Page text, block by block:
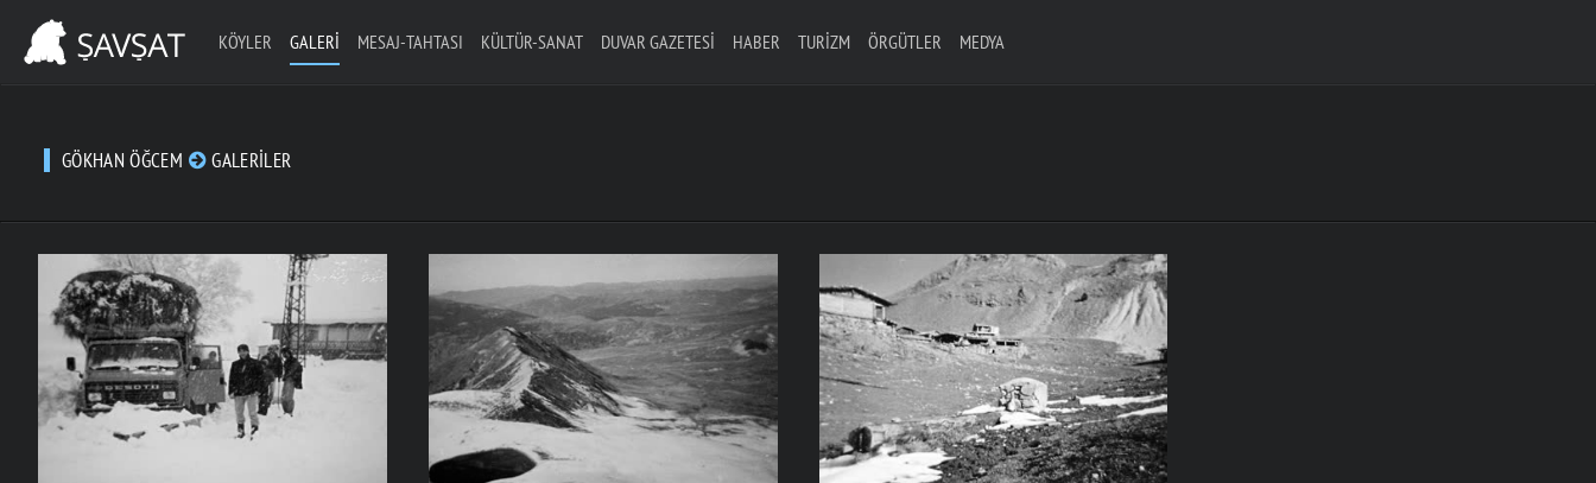
KÖYLER GALERI MESAJ-TAHTASI KÜLTÜR-SANAT DUVAR GAZETESI HABER TURIZM ÖRGÜTLER MEDYA
GÖKHAN ÖĞCEM GALERILER